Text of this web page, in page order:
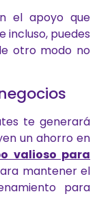
el apoyo que
incluso, puedes
otro modo no
te generará
un ahorro en
valioso para
mantener el
para